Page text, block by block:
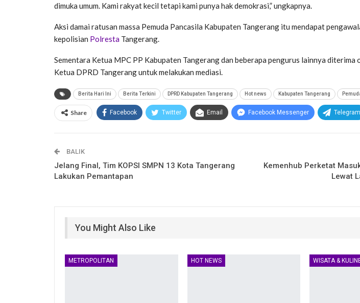
dimuka umum. Kami rakyat kecil tetapi kami punya hak demokrasi,” ungkapnya.
Aksi damai ratusan massa Pemuda Pancasila Kabupaten Tangerang itu mendapat
kepolisian Polresta Tangerang.
Sementara Ketua MPC PP Kabupaten Tangerang dan beberapa pengurus lainnya diterima
Ketua DPRD Tangerang untuk melakukan mediasi.
Berita Hari Ini Berita Terkini DPRD Kabupaten Tangerang Hot news Kabupaten Tangerang
Share Facebook Twitter Email Facebook Messenger Telegram
BALIK
Jelang Final, Tim KOPSI SMPN 13 Kota Tangerang
Lakukan Pemantapan
Kemenhub Perketat
Lewat
You Might Also Like
METROPOLITAN HOT NEWS WISATA &